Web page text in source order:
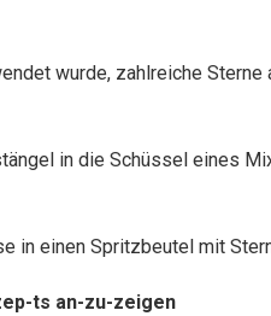
wurde, zahlreiche
in die Schüssel eines
in einen Spritzbeutel mit
ts an-zu-zeigen